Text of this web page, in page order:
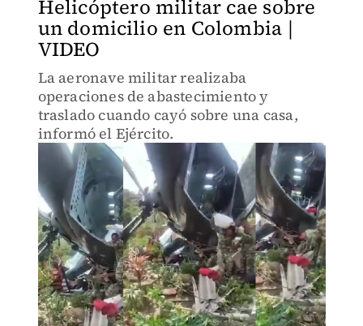
Helicóptero militar cae sobre
un domicilio en Colombia |
VIDEO
La aeronave militar realizaba
operaciones de abastecimiento y
traslado cuando cayó sobre una casa,
informó el Ejército.